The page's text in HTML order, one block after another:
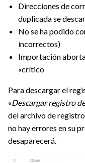
Direcciones de
duplicada se
No se ha podido
incorrectos)
Importación
«crítico
Para descargar el
«Descargar registro
del archivo de
no hay errores en su
desaparecerá.